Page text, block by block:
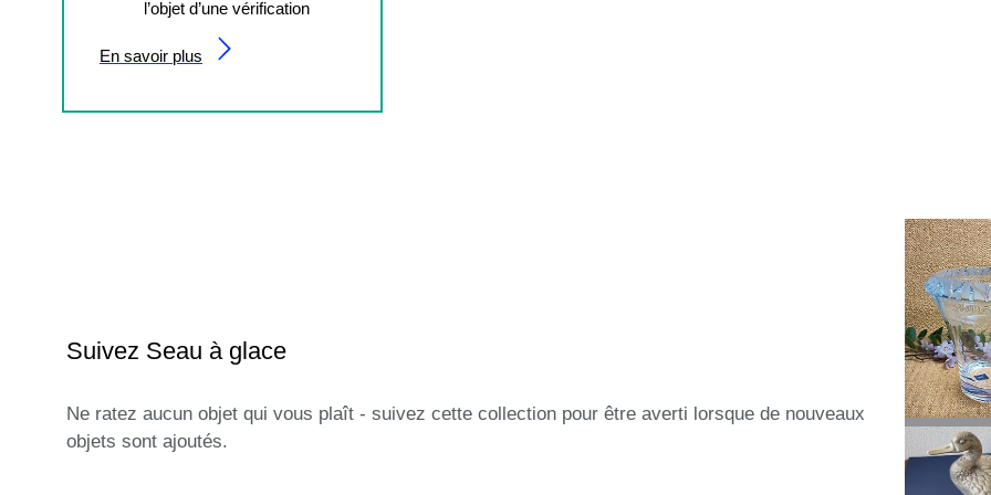
l’objet d’une vérification
En savoir plus
Suivez Seau à glace
Ne ratez aucun objet qui vous plaît - suivez cette collection pour être averti lorsque de nouveaux
objets sont ajoutés.